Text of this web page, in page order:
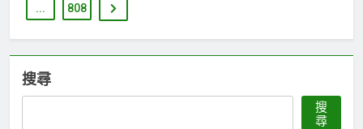
... 808
搜尋
搜
尋